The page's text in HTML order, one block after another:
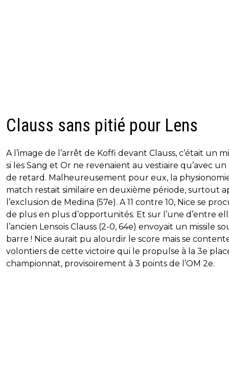
Clauss sans pitié pour Lens
A l’image de l’arrêt de Koffi devant Clauss, c’était un
si les Sang et Or ne revenaient au vestiaire qu’avec
de retard. Malheureusement pour eux, la
match restait similaire en deuxième période, surtout
l’exclusion de Medina (57e). A 11 contre 10, Nice se
de plus en plus d’opportunités. Et sur l’une d’entre
l’ancien Lensois Clauss (2-0, 64e) envoyait un missile
barre ! Nice aurait pu alourdir le score mais se
volontiers de cette victoire qui le propulse à la 3e
championnat, provisoirement à 3 points de l’OM 2e.